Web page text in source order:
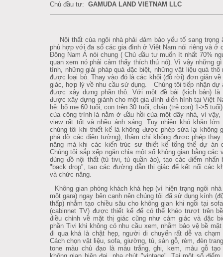
Chủ đầu tư: GAMUDA LAND VIETNAM LLC
Nội thất của ngôi nhà phải đảm bảo yếu tố sang trọng
phù hợp với đa số các gia đình ở Việt Nam nói riêng và ở
Đông Nam Á nói chung ( Chủ đầu tư muốn ít nhất 70%
quan xem nó phải cảm thấy thích thú nó). Vì vậy những
tính, những giải pháp quá đặc biệt, những vật liệu quá thô
được loại bỏ. Thay vào đó là các khối (đồ rời) đơn giản về
giác, hợp lý về nhu cầu sử dụng. Chúng tôi tiếp nhận dự
được xây dựng phần thô. Với một đề bài (kịch bản) là
được xây dựng giành cho một gia đình điển hình tại Việt
hệ: bố mẹ 60 tuổi, con trên 30 tuổi, cháu (trẻ con) 1->5
của công trình là nằm ở đầu hồi của một dãy nhà, vì vậy,
view rất tốt và nhều ánh sáng. Tuy nhiên khó khăn lớn
chúng tôi khi thiết kế là không được phép sửa lại không
phá dỡ các diện tường), thậm chí không được phép thay
năng mà khi các kiến trúc sư thiết kế tổng thể dự án
Chúng tôi sắp xếp ngăn chia một số không gian bằng các
dùng đồ nội thất (tủ tivi, tủ quần áo), tạo các điểm nhấn
"back drop", tạo các đường dẫn thị giác để kết nối các
và chức năng.
Không gian phòng khách khá hẹp (vì hiện trạng ngôi
một gara) ngay bên cạnh nên chúng tôi đã sử dụng kính
thấp) nhằm tạo chiều sâu cho không gian khi ngồi tại
(cabinnet TV) được thiết kế để có thể khéo trượt trên
điều chỉnh về mặt thị giác cũng như cảm giác và đặc
phần Tivi khi không có nhu cầu xem, nhằm bảo vệ bề
đi qua khá là chật hẹp, người di chuyển rất dễ va
Cách chọn vật liệu, sofa, giường, tủ, sàn gỗ, rèm, đèn
tone màu chủ đạo là màu trắng, ghi, kem, màu gỗ tạo